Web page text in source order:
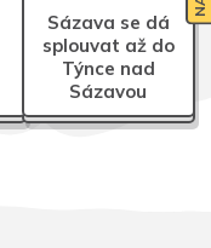
Sázava se dá
splouvat až do
Týnce nad
Sázavou